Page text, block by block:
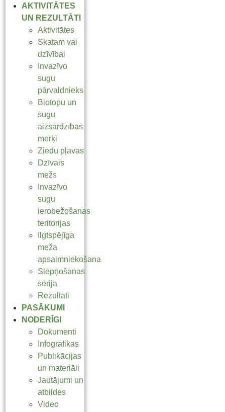
AKTIVITĀTES
UN REZULTĀTI
Aktivitātes
Skatam vai
dzīvībai
Invazīvo
sugu
pārvaldnieks
Biotopu un
sugu
aizsardzības
mērķi
Ziedu pļavas
Dzīvais
mežs
Invazīvo
sugu
ierobežošanas
teritorijas
Ilgtspējīga
meža
apsaimniekošana
Slēpņošanas
sērija
Rezultāti
PASĀKUMI
NODERĪGI
Dokumenti
Infografikas
Publikācijas
un materiāli
Jautājumi un
atbildes
Video